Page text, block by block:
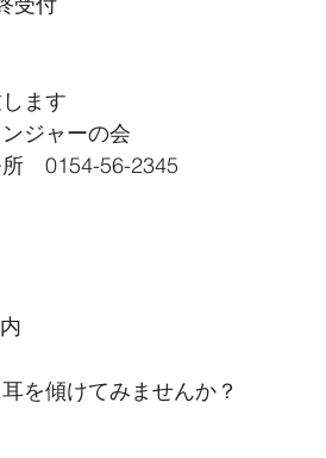
ます
ジャーの会
　0154-56-2345
を傾けてみませんか？